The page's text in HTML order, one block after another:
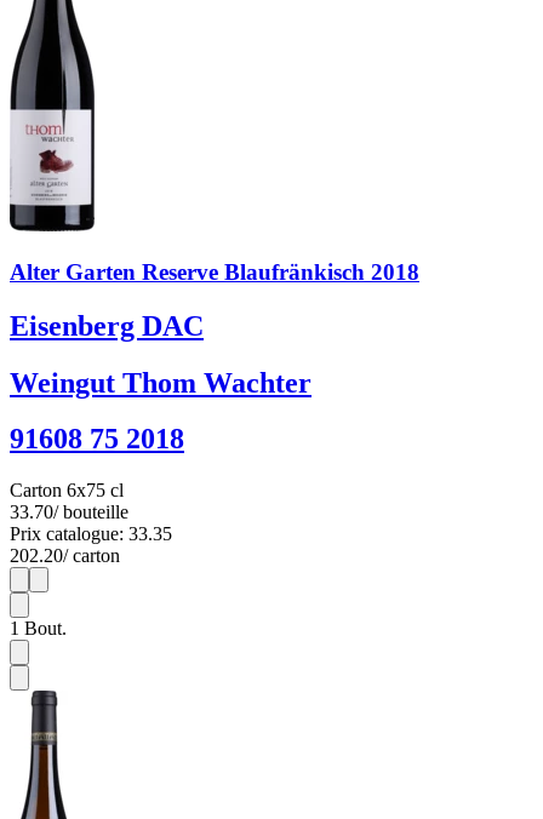
Alter Garten Reserve Blaufränkisch 2018
Eisenberg DAC
Weingut Thom Wachter
91608 75 2018
Carton 6x75 cl
33.70/ bouteille
Prix catalogue: 33.35
202.20/ carton
1
1 Bout.